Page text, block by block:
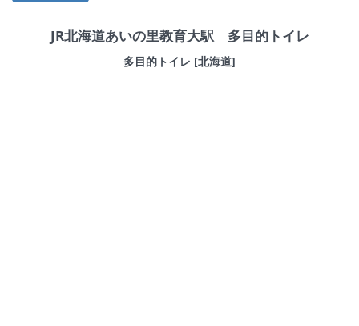
JR北海道あいの里教育大駅 多目的トイレ
多目的トイレ [北海道]